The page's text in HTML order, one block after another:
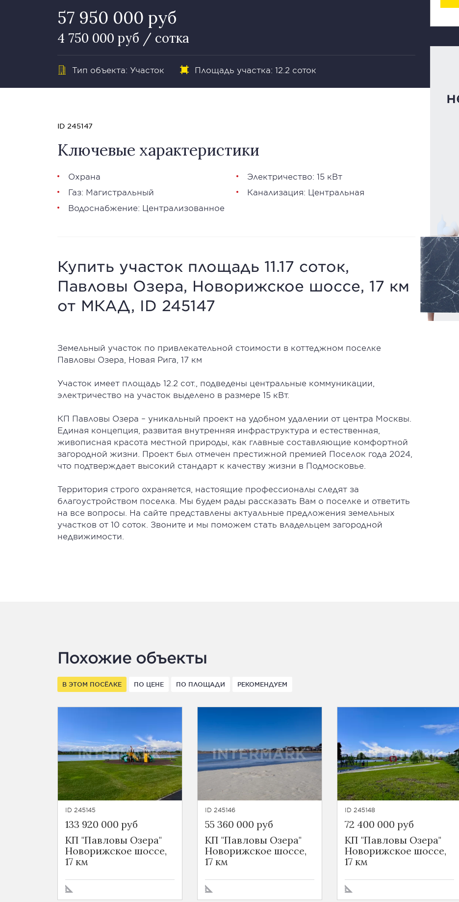
57 950 000 руб
4 750 000 руб / сотка
Тип объекта: Участок Площадь участка: 12.2 соток
ID 245147
Ключевые характеристики
Охрана
Газ: Магистральный
Водоснабжение: Централизованное
Электричество: 15 кВт
Канализация: Центральная
Купить участок площадь 11.17 соток,
Павловы Озера, Новорижское шоссе, 17 км
от МКАД, ID 245147
Земельный участок по привлекательной стоимости в коттеджном поселке
Павловы Озера, Новая Рига, 17 км
Участок имеет площадь 12.2 сот., подведены центральные коммуникации,
электричество на участок выделено в размере 15 кВт.
КП Павловы Озера – уникальный проект на удобном удалении от центра Москвы.
Единая концепция, развитая внутренняя инфраструктура и естественная,
живописная красота местной природы, как главные составляющие комфортной
загородной жизни. Проект был отмечен престижной премией Поселок года 2024,
что подтверждает высокий стандарт к качеству жизни в Подмосковье.
Территория строго охраняется, настоящие профессионалы следят за
благоустройством поселка. Мы будем рады рассказать Вам о поселке и ответить
на все вопросы. На сайте представлены актуальные предложения земельных
участков от 10 соток. Звоните и мы поможем стать владельцем загородной
недвижимости.
Похожие объекты
В ЭТОМ ПОСЁЛКЕ ПО ЦЕНЕ ПО ПЛОЩАДИ РЕКОМЕНДУЕМ
ID 245145
133 920 000 руб
КП "Павловы Озера"
Новорижское шоссе,
17 км
ID 245146
55 360 000 руб
КП "Павловы Озера"
Новорижское шоссе,
17 км
ID 245148
72 400 000 руб
КП "Павловы Озера"
Новорижское шоссе,
17 км